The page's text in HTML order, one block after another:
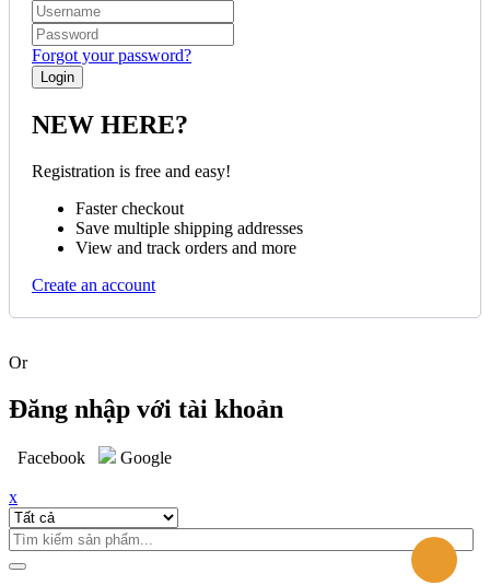
Forgot your password?
NEW HERE?
Registration is free and easy!
Faster checkout
Save multiple shipping addresses
View and track orders and more
Create an account
Or
Đăng nhập với tài khoản
Facebook Google
x